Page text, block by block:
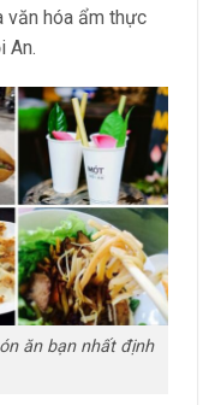
văn hóa ẩm thực
An.
ăn bạn nhất định